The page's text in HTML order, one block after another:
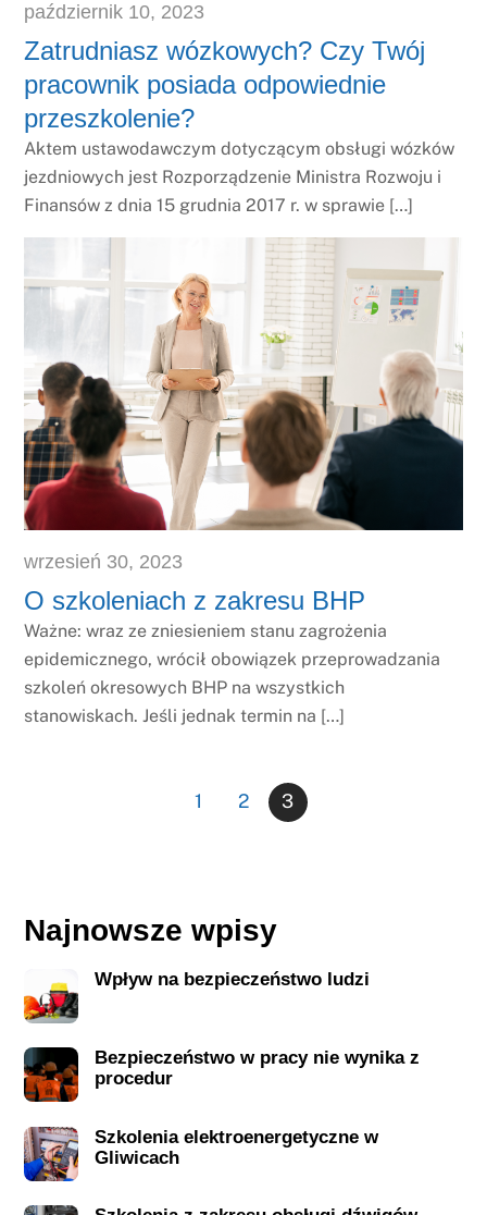
październik 10, 2023
Zatrudniasz wózkowych? Czy Twój
pracownik posiada odpowiednie
przeszkolenie?
Aktem ustawodawczym dotyczącym obsługi wózków
jezdniowych jest Rozporządzenie Ministra Rozwoju i
Finansów z dnia 15 grudnia 2017 r. w sprawie […]
wrzesień 30, 2023
O szkoleniach z zakresu BHP
Ważne: wraz ze zniesieniem stanu zagrożenia
epidemicznego, wrócił obowiązek przeprowadzania
szkoleń okresowych BHP na wszystkich
stanowiskach. Jeśli jednak termin na […]
1 2 3
Najnowsze wpisy
Wpływ na bezpieczeństwo ludzi
Bezpieczeństwo w pracy nie wynika z
procedur
Szkolenia elektroenergetyczne w
Gliwicach